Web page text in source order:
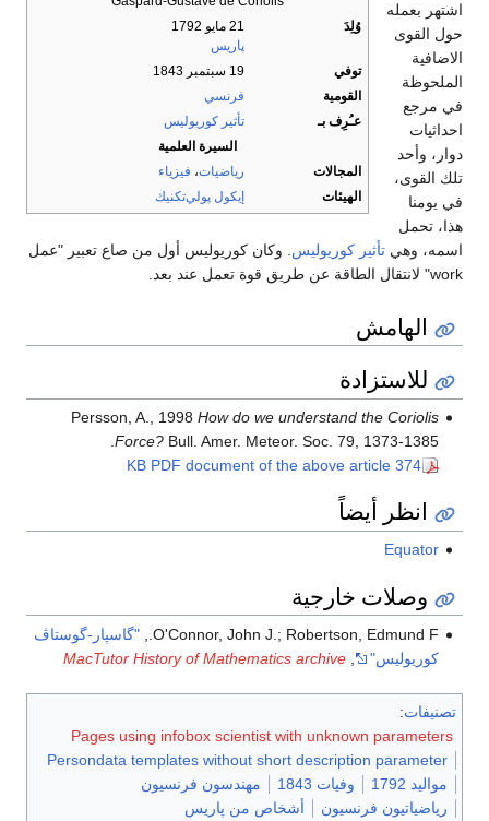
وُلِدَ
21 مايو 1792
پاريس
توفي
19 سبتمبر 1843
القومية
فرنسي
عـُرِف بـ
تأثير كوريوليس
السيرة العلمية
المجالات
رياضيات، فيزياء
الهيئات
إيكول پولي‌تكنيك
اشتهر بعمله
حول القوى
الاضافية
الملحوظة
في مرجع
احداثيات
دوار، وأحد
تلك القوى،
في يومنا
هذا، تحمل
اسمه، وهي تأثير كوريوليس . وكان كوريوليس أول من صاع تعبير "عمل
work" لانتقال الطاقة عن طريق قوة تعمل عند بعد.
الهامش
للاستزادة
Persson, A., 1998 How do we understand the Coriolis
Force?Bull. Amer. Meteor. Soc. 79, 1373-1385.
374 KB PDF document of the above article
انظر أيضاً
Equator
وصلات خارجية
O'Connor, John J.; Robertson, Edmund F.,
"گاسپار-گوستاڤ
كوريوليس"
,
MacTutor History of Mathematics archive
تصنيفات:
Pages using infobox scientist with unknown parameters
Persondata templates without short description parameter
مواليد 1792
وفيات 1843
مهندسون فرنسيون
رياضياتيون فرنسيون
أشخاص من پاريس